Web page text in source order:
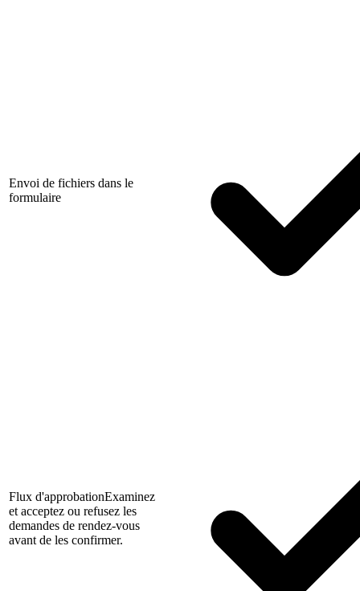
Envoi de fichiers dans le
formulaire
Flux d'approbationExaminez
et acceptez ou refusez les
demandes de rendez-vous
avant de les confirmer.